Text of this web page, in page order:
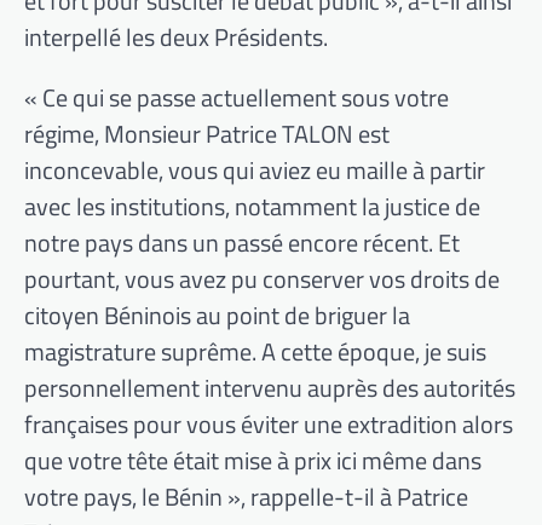
interpellé les deux Présidents.
« Ce qui se passe actuellement sous votre
régime, Monsieur Patrice TALON est
inconcevable, vous qui aviez eu maille à partir
avec les institutions, notamment la justice de
notre pays dans un passé encore récent. Et
pourtant, vous avez pu conserver vos droits de
citoyen Béninois au point de briguer la
magistrature suprême. A cette époque, je suis
personnellement intervenu auprès des autorités
françaises pour vous éviter une extradition alors
que votre tête était mise à prix ici même dans
votre pays, le Bénin », rappelle-t-il à Patrice